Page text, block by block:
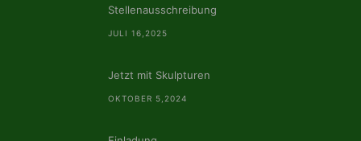
Stellenausschreibung
JULI 16,2025
Jetzt mit Skulpturen
OKTOBER 5,2024